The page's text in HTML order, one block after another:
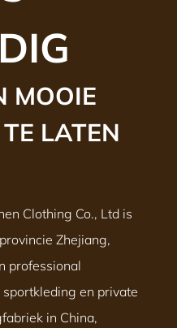
MOOIE
LATEN
Clothing Co., Ltd is
Zhejiang,
professional
en private
in China,